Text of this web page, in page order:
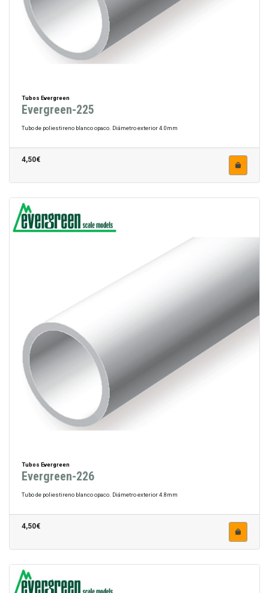
Tubos Evergreen
Evergreen-225
Tubo de poliestireno blanco opaco. Diámetro exterior 4.0mm
4,50€
Tubos Evergreen
Evergreen-226
Tubo de poliestireno blanco opaco. Diámetro exterior 4.8mm
4,50€